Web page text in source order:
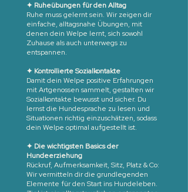
✦ Ruheübungen für den Alltag
Ruhe muss gelernt sein. Wir zeigen dir
einfache, alltagsnahe Übungen, mit
denen dein Welpe lernt, sich sowohl
Zuhause als auch unterwegs zu
entspannen.
✦ Kontrollierte Sozialkontakte
Damit dein Welpe positive Erfahrungen
mit Artgenossen sammelt, gestalten wir
Sozialkontakte bewusst und sicher. Du
lernst die Hundesprache zu lesen und
Situationen richtig einzuschätzen, sodass
dein Welpe optimal aufgestellt ist.
✦ Die wichtigsten Basics der
Hundeerziehung
Rückruf, Aufmerksamkeit, Sitz, Platz & Co:
Wir vermitteln dir die grundlegenden
Elemente für den Start ins Hundeleben.